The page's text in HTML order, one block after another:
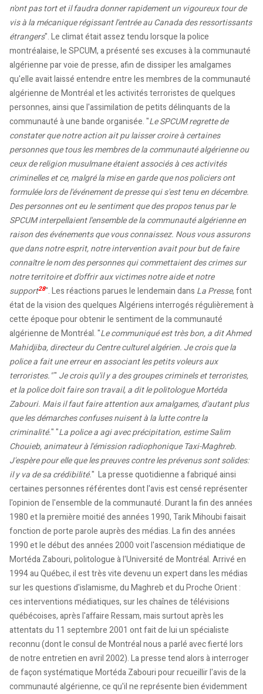
n'ont pas tort et il faudra donner rapidement un vigoureux tour de
vis à la mécanique régissant l'entrée au Canada des ressortissants
étrangers". Le climat était assez tendu lorsque la police
montréalaise, le SPCUM, a présenté ses excuses à la communauté
algérienne par voie de presse, afin de dissiper les amalgames
qu'elle avait laissé entendre entre les membres de la communauté
algérienne de Montréal et les activités terroristes de quelques
personnes, ainsi que l'assimilation de petits délinquants de la
communauté à une bande organisée. "Le SPCUM regrette de
constater que notre action ait pu laisser croire à certaines
personnes que tous les membres de la communauté algérienne ou
ceux de religion musulmane étaient associés à ces activités
criminelles et ce, malgré la mise en garde que nos policiers ont
formulée lors de l'événement de presse qui s'est tenu en décembre.
Des personnes ont eu le sentiment que des propos tenus par le
SPCUM interpellaient l'ensemble de la communauté algérienne en
raison des événements que vous connaissez. Nous vous assurons
que dans notre esprit, notre intervention avait pour but de faire
connaître le nom des personnes qui commettaient des crimes sur
notre territoire et d'offrir aux victimes notre aide et notre
support28". Les réactions parues le lendemain dans La Presse, font
état de la vision des quelques Algériens interrogés régulièrement à
cette époque pour obtenir le sentiment de la communauté
algérienne de Montréal. "Le communiqué est très bon, a dit Ahmed
Mahidjiba, directeur du Centre culturel algérien. Je crois que la
police a fait une erreur en associant les petits voleurs aux
terroristes."" Je crois qu'il y a des groupes criminels et terroristes,
et la police doit faire son travail, a dit le politologue Mortéda
Zabouri. Mais il faut faire attention aux amalgames, d'autant plus
que les démarches confuses nuisent à la lutte contre la
criminalité." "La police a agi avec précipitation, estime Salim
Chouieb, animateur à l'émission radiophonique Taxi-Maghreb.
J'espère pour elle que les preuves contre les prévenus sont solides:
il y va de sa crédibilité." La presse quotidienne a fabriqué ainsi
certaines personnes référentes dont l'avis est censé représenter
l'opinion de l'ensemble de la communauté. Durant la fin des années
1980 et la première moitié des années 1990, Tarik Mihoubi faisait
fonction de porte parole auprès des médias. La fin des années
1990 et le début des années 2000 voit l'ascension médiatique de
Mortéda Zabouri, politologue à l'Université de Montréal. Arrivé en
1994 au Québec, il est très vite devenu un expert dans les médias
sur les questions d'islamisme, du Maghreb et du Proche Orient :
ces interventions médiatiques, sur les chaînes de télévisions
québécoises, après l'affaire Ressam, mais surtout après les
attentats du 11 septembre 2001 ont fait de lui un spécialiste
reconnu (dont le consul de Montréal nous a parlé avec fierté lors
de notre entretien en avril 2002). La presse tend alors à interroger
de façon systématique Mortéda Zabouri pour recueillir l'avis de la
communauté algérienne, ce qu'il ne représente bien évidemment